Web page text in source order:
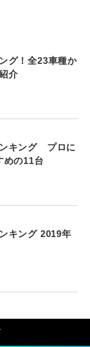
グ！全23車種か
介
ンキング プロに
めの11台
キング 2019年